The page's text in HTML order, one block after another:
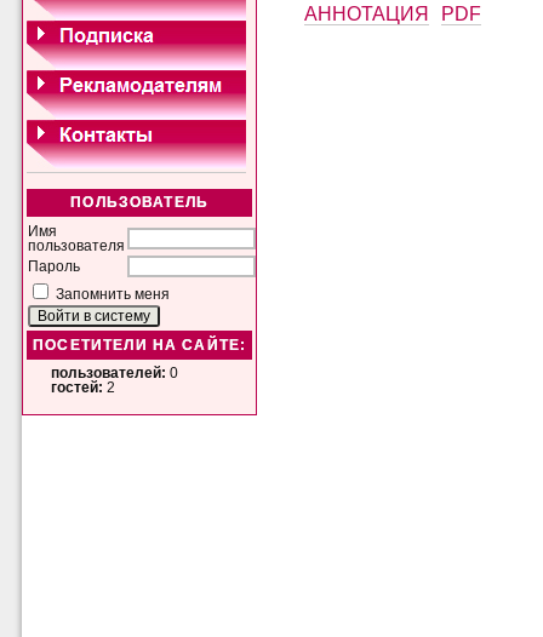
ПОЛЬЗОВАТЕЛЬ
Имя
пользователя
Пароль
Запомнить меня
ПОСЕТИТЕЛИ НА САЙТЕ:
пользователей: 0
гостей: 2
АННОТАЦИЯ PDF